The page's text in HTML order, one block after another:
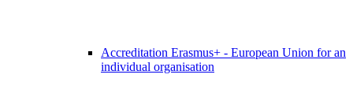
Accreditation Erasmus+ - European Union for an
individual organisation